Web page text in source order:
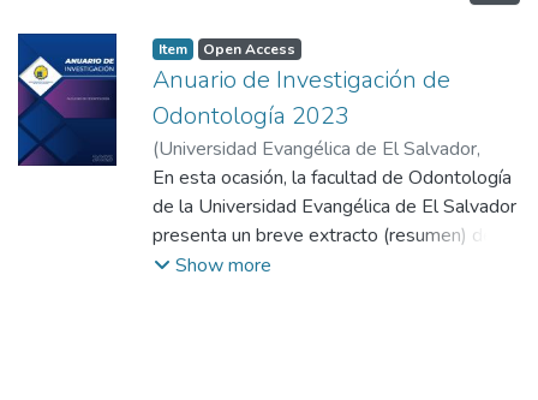
Item Open Access
Anuario de Investigación de
Odontología 2023
(Universidad Evangélica de El Salvador,
2023)Facultad de Odontología
En esta ocasión, la facultad de Odontología
de la Universidad Evangélica de El Salvador
presenta un breve extracto (resumen) de
cada uno de los trabajos investigativos de
Show more